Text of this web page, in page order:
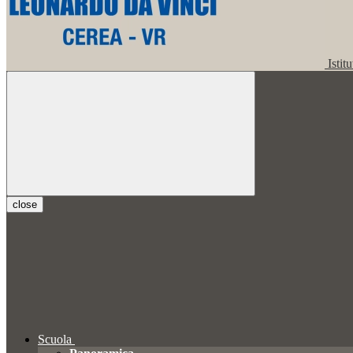
close
Scuola